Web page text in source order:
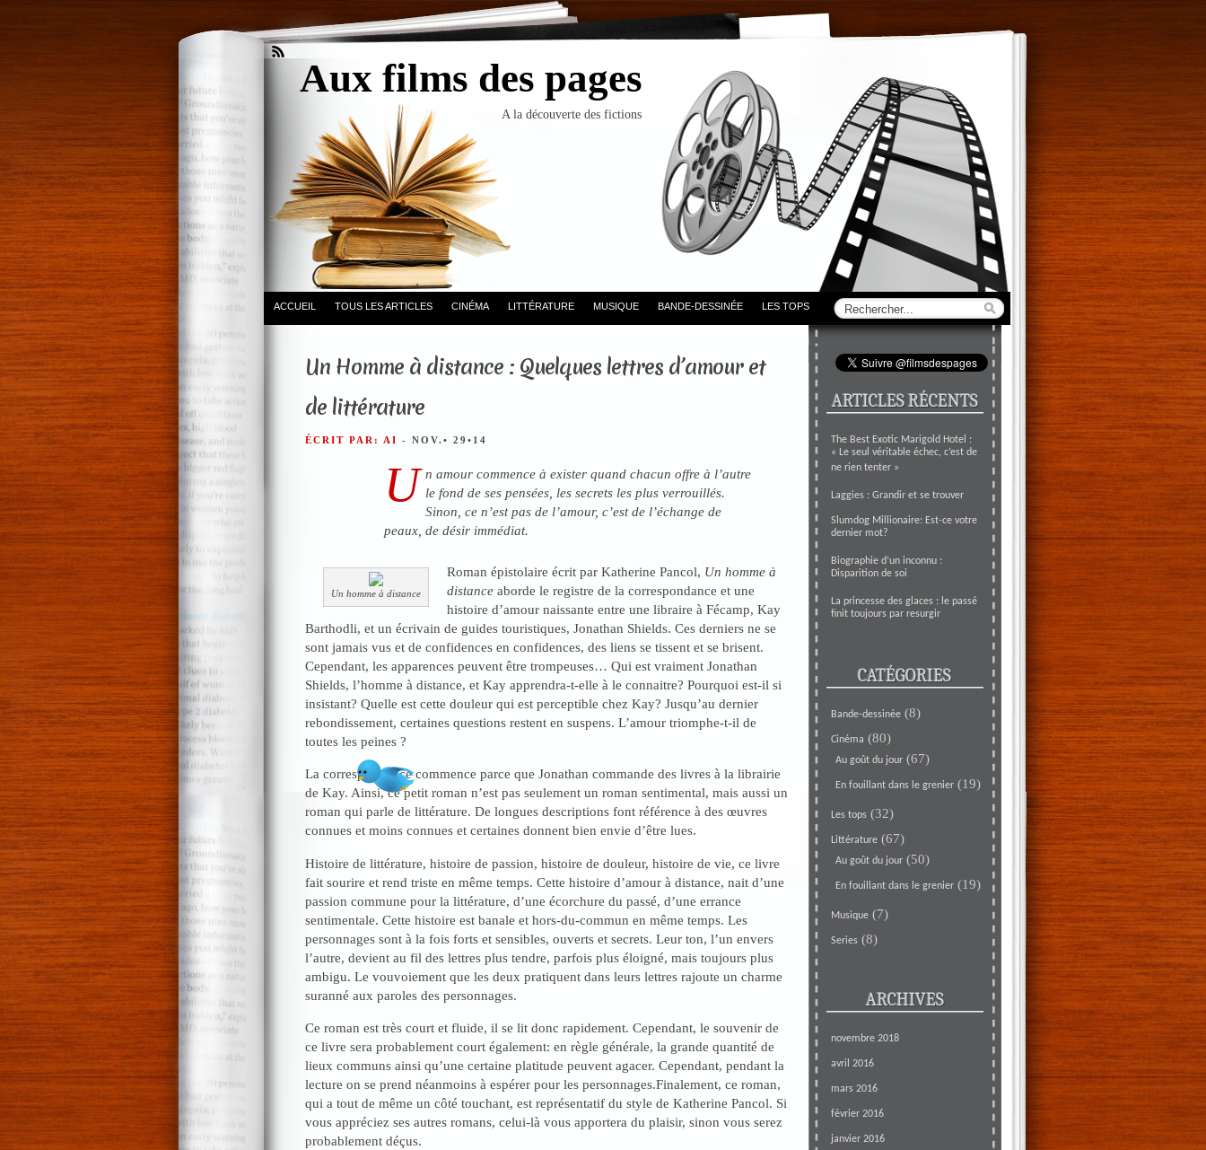
Aux films des pages
A la découverte des fictions
ACCUEIL TOUS LES ARTICLES CINÉMA LITTÉRATURE MUSIQUE BANDE-DESSINÉE LES TOPS
Un Homme à distance : Quelques lettres d’amour et
de littérature
ÉCRIT PAR: AI - NOV.• 29•14
U n amour commence à exister quand chacun offre à l’autre
le fond de ses pensées, les secrets les plus verrouillés.
Sinon, ce n’est pas de l’amour, c’est de l’échange de
peaux, de désir immédiat.
Un homme à distance
Roman épistolaire écrit par Katherine Pancol, Un homme à
distanceaborde le registre de la correspondance et une
histoire d’amour naissante entre une libraire à Fécamp, Kay
Barthodli, et un écrivain de guides touristiques, Jonathan Shields. Ces derniers ne se
sont jamais vus et de confidences en confidences, des liens se tissent et se brisent.
Cependant, les apparences peuvent être trompeuses… Qui est vraiment Jonathan
Shields, l’homme à distance, et Kay apprendra-t-elle à le connaitre? Pourquoi est-il si
insistant? Quelle est cette douleur qui est perceptible chez Kay? Jusqu’au dernier
rebondissement, certaines questions restent en suspens. L’amour triomphe-t-il de
toutes les peines ?
La correspondance commence parce que Jonathan commande des livres à la librairie
de Kay. Ainsi, ce petit roman n’est pas seulement un roman sentimental, mais aussi un
roman qui parle de littérature. De longues descriptions font référence à des œuvres
connues et moins connues et certaines donnent bien envie d’être lues.
Histoire de littérature, histoire de passion, histoire de douleur, histoire de vie, ce livre
fait sourire et rend triste en même temps. Cette histoire d’amour à distance, nait d’une
passion commune pour la littérature, d’une écorchure du passé, d’une errance
sentimentale. Cette histoire est banale et hors-du-commun en même temps. Les
personnages sont à la fois forts et sensibles, ouverts et secrets. Leur ton, l’un envers
l’autre, devient au fil des lettres plus tendre, parfois plus éloigné, mais toujours plus
ambigu. Le vouvoiement que les deux pratiquent dans leurs lettres rajoute un charme
suranné aux paroles des personnages.
Ce roman est très court et fluide, il se lit donc rapidement. Cependant, le souvenir de
ce livre sera probablement court également: en règle générale, la grande quantité de
lieux communs ainsi qu’une certaine platitude peuvent agacer. Cependant, pendant la
lecture on se prend néanmoins à espérer pour les personnages.Finalement, ce roman,
qui a tout de même un côté touchant, est représentatif du style de Katherine Pancol. Si
vous appréciez ses autres romans, celui-là vous apportera du plaisir, sinon vous serez
probablement déçus.
ARTICLES RÉCENTS
The Best Exotic Marigold Hotel :
« Le seul véritable échec, c’est de
ne rien tenter »
Laggies : Grandir et se trouver
Slumdog Millionaire: Est-ce votre
dernier mot?
Biographie d’un inconnu :
Disparition de soi
La princesse des glaces : le passé
finit toujours par resurgir
CATÉGORIES
Bande-dessinée(8)
Cinéma (80)
Au goût du jour(67)
En fouillant dans le grenier(19)
Les tops(32)
Littérature(67)
Au goût du jour(50)
En fouillant dans le grenier(19)
Musique(7)
Series(8)
ARCHIVES
novembre 2018
avril 2016
mars 2016
février 2016
janvier 2016